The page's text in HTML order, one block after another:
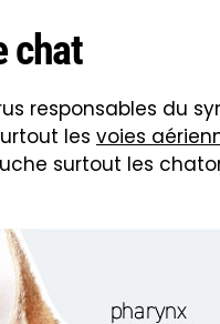
chat
responsables du
les voies
surtout les